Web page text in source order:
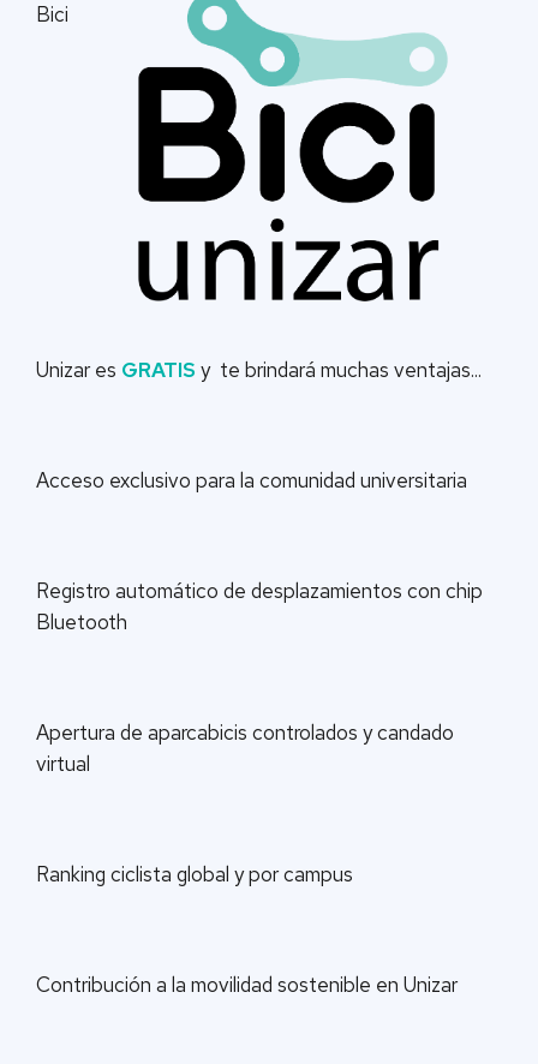
Bici
Unizar es GRATIS y te brindará muchas ventajas...
Acceso exclusivo para la comunidad universitaria
Registro automático de desplazamientos con chip
Bluetooth
Apertura de aparcabicis controlados y candado
virtual
Ranking ciclista global y por campus
Contribución a la movilidad sostenible en Unizar